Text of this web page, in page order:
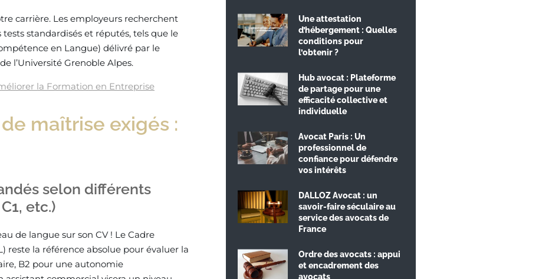
carrière. Les employeurs recherchent
standardisés et réputés, tels que le
en Langue) délivré par le
l’Université Grenoble Alpes.
la Formation en Entreprise
maîtrise exigés :
selon différents
etc.)
de langue sur son CV ! Le Cadre
reste la référence absolue pour évaluer la
B2 pour une autonomie
Une attestation
d’hébergement : Quelles
conditions pour
l’obtenir ?
Hub avocat : Plateforme
de partage pour une
efficacité collective et
individuelle
Avocat Paris : Un
professionnel de
confiance pour défendre
vos intérêts
DALLOZ Avocat : un
savoir-faire séculaire au
service des avocats de
France
Ordre des avocats : appui
et encadrement des
avocats